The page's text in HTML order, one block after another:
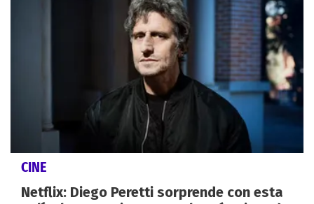
CINE
Netflix: Diego Peretti sorprende con esta